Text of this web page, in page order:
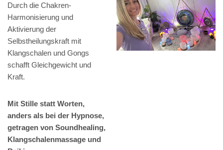
Durch die Chakren-
Harmonisierung und
Aktivierung der
Selbstheilungskraft mit
Klangschalen und Gongs
schafft Gleichgewicht und
Kraft.
Mit Stille statt Worten,
anders als bei der Hypnose,
getragen von Soundhealing,
Klangschalenmassage und